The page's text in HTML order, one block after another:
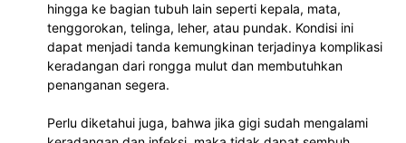
hingga ke bagian tubuh lain seperti kepala, mata,
tenggorokan, telinga, leher, atau pundak. Kondisi ini
dapat menjadi tanda kemungkinan terjadinya komplikasi
keradangan dari rongga mulut dan membutuhkan
penanganan segera.
Perlu diketahui juga, bahwa jika gigi sudah mengalami